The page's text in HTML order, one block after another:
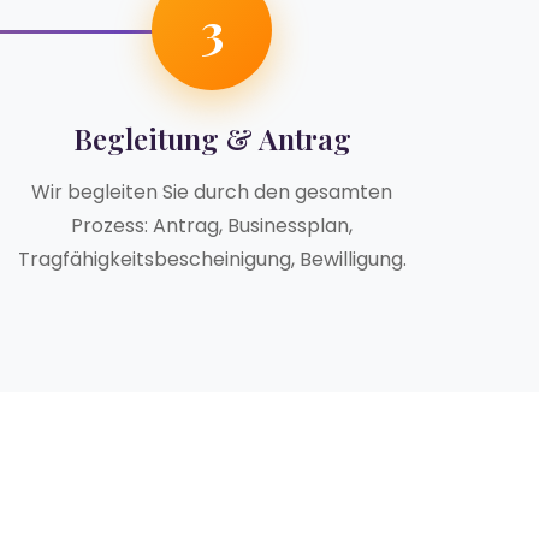
3
Begleitung & Antrag
Wir begleiten Sie durch den gesamten
Prozess: Antrag, Businessplan,
Tragfähigkeitsbescheinigung, Bewilligung.